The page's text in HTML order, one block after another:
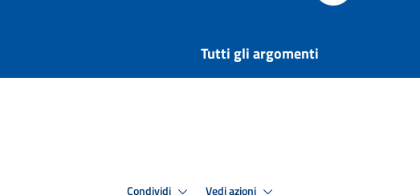
Tutti gli argomenti
Condividi Vedi azioni